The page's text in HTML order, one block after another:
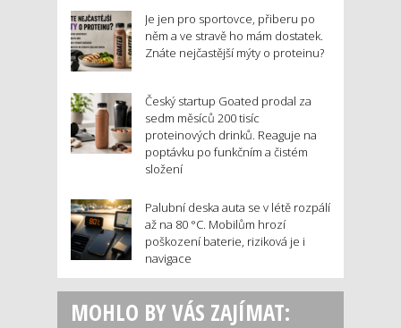
Je jen pro sportovce, přiberu po
něm a ve stravě ho mám dostatek.
Znáte nejčastější mýty o proteinu?
Český startup Goated prodal za
sedm měsíců 200 tisíc
proteinových drinků. Reaguje na
poptávku po funkčním a čistém
složení
Palubní deska auta se v létě rozpálí
až na 80 °C. Mobilům hrozí
poškození baterie, riziková je i
navigace
MOHLO BY VÁS ZAJÍMAT: